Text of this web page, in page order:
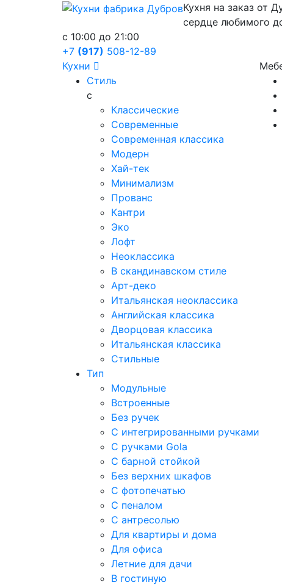
Кухня на заказ от
сердце любимого
c 10:00 до 21:00
+7 (917) 508-12-89
Кухни
Стиль
с
Классические
Современные
Современная классика
Модерн
Хай-тек
Минимализм
Прованс
Кантри
Эко
Лофт
Неоклассика
В скандинавском стиле
Арт-деко
Итальянская неоклассика
Английская классика
Дворцовая классика
Итальянская классика
Стильные
Тип
Модульные
Встроенные
Без ручек
С интегрированными ручками
С ручками Gola
С барной стойкой
Без верхних шкафов
С фотопечатью
С пеналом
С антресолью
Для квартиры и дома
Для офиса
Летние для дачи
В гостиную